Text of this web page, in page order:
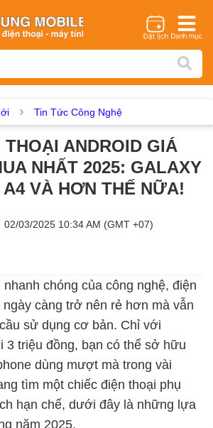
Samsung Oppo Xiaomi Realme Vivo
Sony Vertu LG Tecno
sửa chữa
Thay pin Thay camera
Thay rung Thay main Unlock - Mở Khoá
Màn hình Vivo
Vsmart Màn hình Google Pixel
Pin Samsumg Pin Oppo Pin Xiaomi
Tin Tức Công Nghệ
ANDROID GIÁ
NHẤT 2025: GALAXY
A4 VÀ HƠN THẾ NỮA!
02/03/2025 10:34 AM (GMT +07)
chóng của công nghệ, điện
càng trở nên rẻ hơn mà vẫn
sử dụng cơ bản. Chỉ với
3 triệu đồng, bạn có thể sở hữu
dùng mượt mà trong vài
tìm một chiếc điện thoại phụ
hạn chế, dưới đây là những lựa
năm 2025.